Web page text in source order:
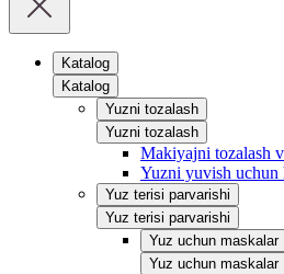
Katalog
Katalog
Yuzni tozalash
Yuzni tozalash
Makiyajni tozalash
Yuzni yuvish uchun
Yuz terisi parvarishi
Yuz terisi parvarishi
Yuz uchun maskalar
Yuz uchun maskalar